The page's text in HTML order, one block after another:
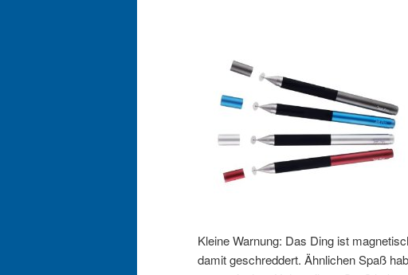
Kleine Warnung: Das Ding ist
damit geschreddert. Ähnlichen Spaß